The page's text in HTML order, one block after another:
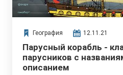
География 12.11.21
Парусный корабль -
парусников с
описанием